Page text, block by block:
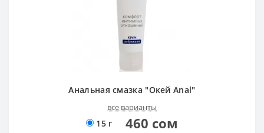
Анальная смазка "Окей Anal"
все варианты
15 г 460 сом